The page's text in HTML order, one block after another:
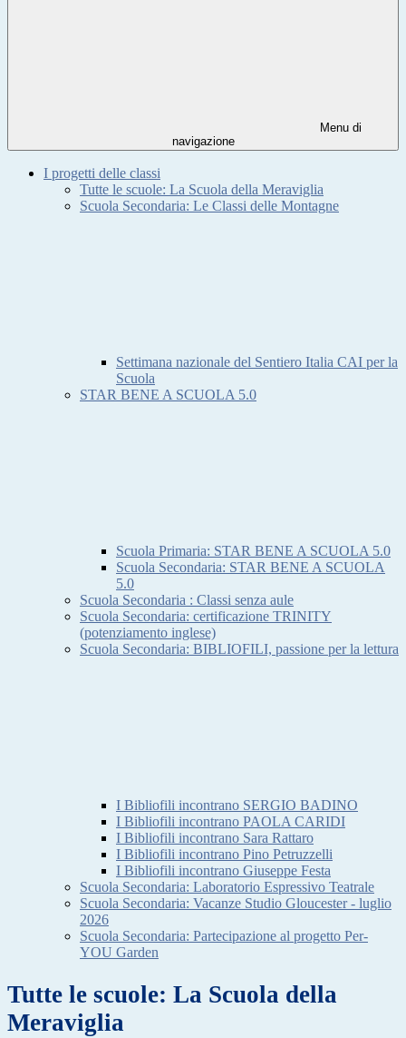
Menu di
navigazione
I progetti delle classi
Tutte le scuole: La Scuola della Meraviglia
Scuola Secondaria: Le Classi delle Montagne
Settimana nazionale del Sentiero Italia CAI per la
Scuola
STAR BENE A SCUOLA 5.0
Scuola Primaria: STAR BENE A SCUOLA 5.0
Scuola Secondaria: STAR BENE A SCUOLA
5.0
Scuola Secondaria : Classi senza aule
Scuola Secondaria: certificazione TRINITY
(potenziamento inglese)
Scuola Secondaria: BIBLIOFILI, passione per la lettura
I Bibliofili incontrano SERGIO BADINO
I Bibliofili incontrano PAOLA CARIDI
I Bibliofili incontrano Sara Rattaro
I Bibliofili incontrano Pino Petruzzelli
I Bibliofili incontrano Giuseppe Festa
Scuola Secondaria: Laboratorio Espressivo Teatrale
Scuola Secondaria: Vacanze Studio Gloucester - luglio
2026
Scuola Secondaria: Partecipazione al progetto Per-
YOU Garden
Tutte le scuole: La Scuola della
Meraviglia